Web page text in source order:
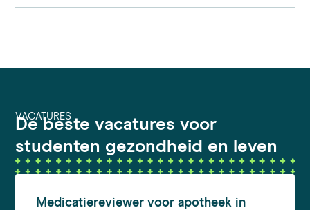
VACATURES
De beste vacatures voor
studenten gezondheid en leven
Medicatiereviewervoor apotheek in